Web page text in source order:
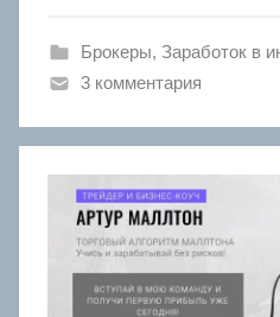
Брокеры, Заработок в
3 комментария